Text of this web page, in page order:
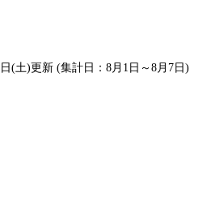
(土)更新 (集計日：8月1日～8月7日)